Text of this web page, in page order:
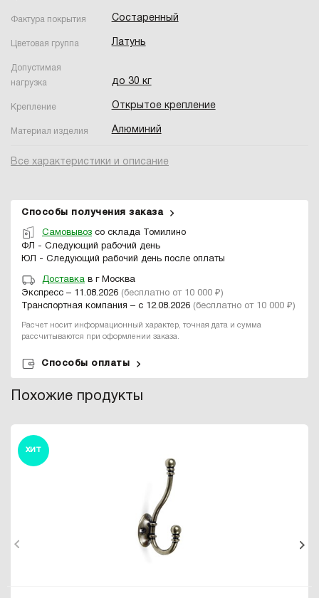
Фактура покрытия Состаренный
Цветовая группа Латунь
Допустимая
нагрузка
до 30 кг
Крепление Открытое крепление
Материал изделия Алюминий
Все характеристики и описание
Способы получения заказа
Самовывоз со склада Томилино
ФЛ - Следующий рабочий день
ЮЛ - Следующий рабочий день после оплаты
Доставка в г Москва
Экспресс – 11.08.2026 (бесплатно от 10 000 ₽)
Транспортная компания – с 12.08.2026 (бесплатно от 10 000 ₽)
Расчет носит информационный характер, точная дата и сумма
рассчитываются при оформлении заказа.
Способы оплаты
Похожие продукты
ХИТ